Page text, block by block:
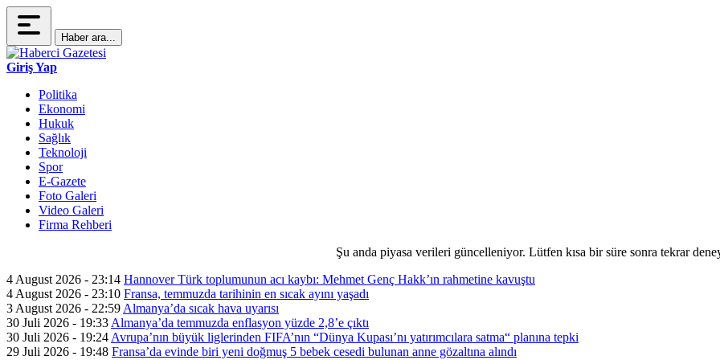
Haber ara...
Giriş Yap
Politika
Ekonomi
Hukuk
Sağlık
Teknoloji
Spor
E-Gazete
Foto Galeri
Video Galeri
Firma Rehberi
Şu anda piyasa verileri güncelleniyor. Lütfen kısa bir süre sonra tekrar
4 August 2026 - 23:14 Hannover Türk toplumunun acı kaybı: Mehmet Genç Hakk’ın rahmetine kavuştu
4 August 2026 - 23:10 Fransa, temmuzda tarihinin en sıcak ayını yaşadı
3 August 2026 - 22:59 Almanya’da sıcak hava uyarısı
30 Juli 2026 - 19:33 Almanya’da temmuzda enflasyon yüzde 2,8’e çıktı
30 Juli 2026 - 19:24 Avrupa’nın büyük liglerinden FIFA’nın “Dünya Kupası’nı yatırımcılara satma“ planına tepki
29 Juli 2026 - 19:48 Fransa’da evinde biri yeni doğmuş 5 bebek cesedi bulunan anne gözaltına alındı